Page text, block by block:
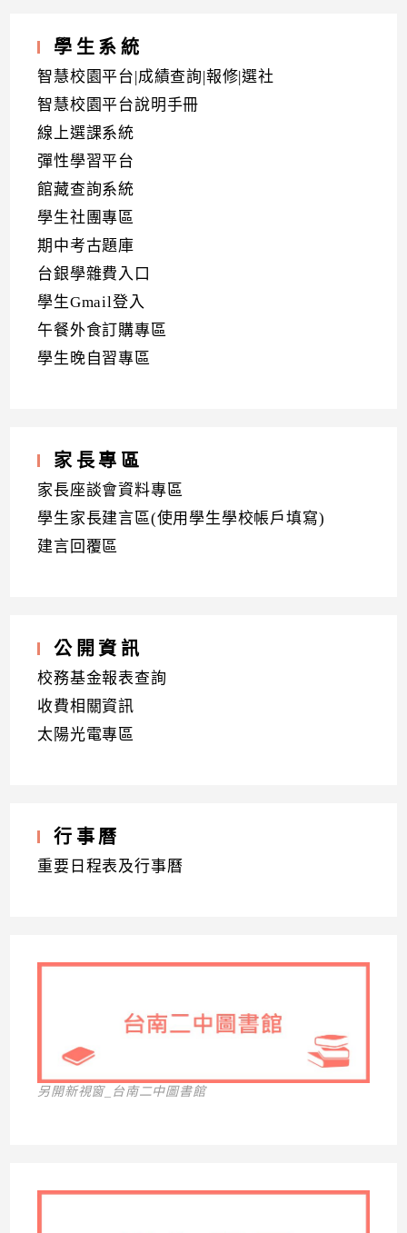
學生系統
智慧校園平台|成績查詢|報修|選社
智慧校園平台說明手冊
線上選課系統
彈性學習平台
館藏查詢系統
學生社團專區
期中考古題庫
台銀學雜費入口
學生Gmail登入
午餐外食訂購專區
學生晚自習專區
家長專區
家長座談會資料專區
學生家長建言區(使用學生學校帳戶填寫)
建言回覆區
公開資訊
校務基金報表查詢
收費相關資訊
太陽光電專區
行事曆
重要日程表及行事曆
另開新視窗_台南二中圖書館